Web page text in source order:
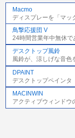
Macmo
ディスプレーを「マッ
鳥撃応援団 V
24時間営業年中無休で
デスクトップ風鈴
風鈴が、涼しげな音色
DPAINT
デスクトップペインタ
MACINWIN
アクティブウィンドウ